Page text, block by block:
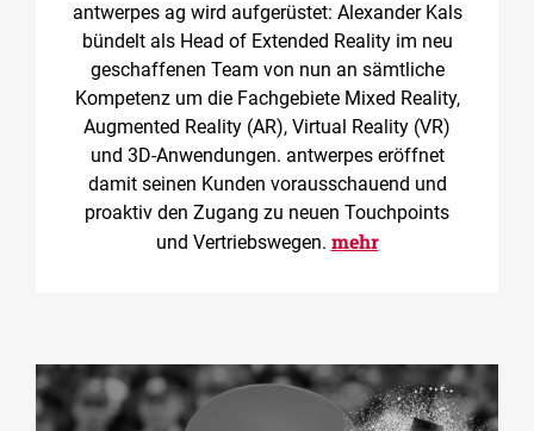
antwerpes ag wird aufgerüstet: Alexander Kals
bündelt als Head of Extended Reality im neu
geschaffenen Team von nun an sämtliche
Kompetenz um die Fachgebiete Mixed Reality,
Augmented Reality (AR), Virtual Reality (VR)
und 3D-Anwendungen. antwerpes eröffnet
damit seinen Kunden vorausschauend und
proaktiv den Zugang zu neuen Touchpoints
und Vertriebswegen. mehr